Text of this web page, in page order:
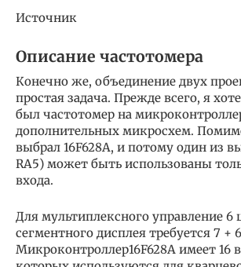
Источник
Описание частотомера
Конечно же, объединение двух
простая задача. Прежде всего, я
был частотомер на
дополнительных микросхем.
выбрал 16F628A, и потому один из
RA5) может быть использованы
входа.
Для мультиплексного управление
сегментного дисплея требуется 7 +
Микроконтроллер16F628A имеет 16